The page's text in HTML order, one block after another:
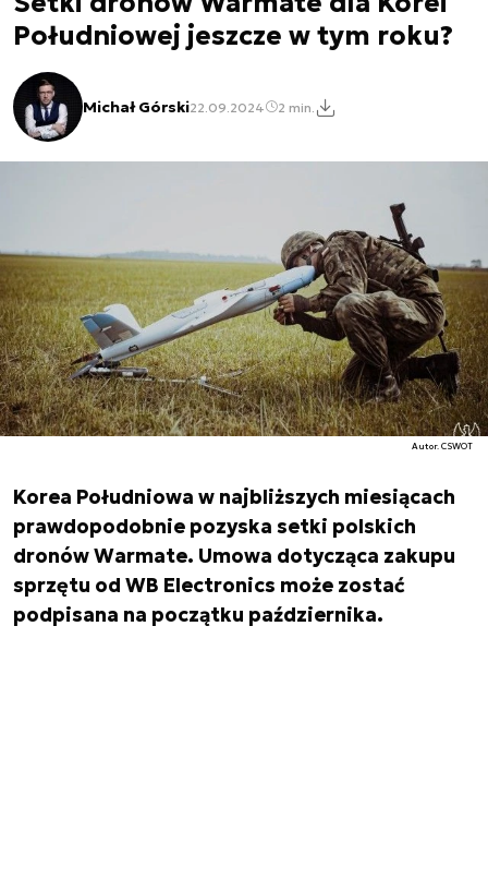
Południowej jeszcze w tym roku?
Michał Górski22.09.2024 2 min.
Autor. CSWOT
Korea Południowa w najbliższych miesiącach
prawdopodobnie pozyska setki polskich
dronów Warmate. Umowa dotycząca zakupu
sprzętu od WB Electronics może zostać
podpisana na początku października.